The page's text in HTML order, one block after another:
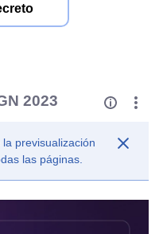
2023
previsualización
las páginas.